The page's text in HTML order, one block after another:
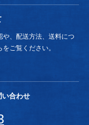
、配送方法、送料につ
ご覧ください。
い合わせ